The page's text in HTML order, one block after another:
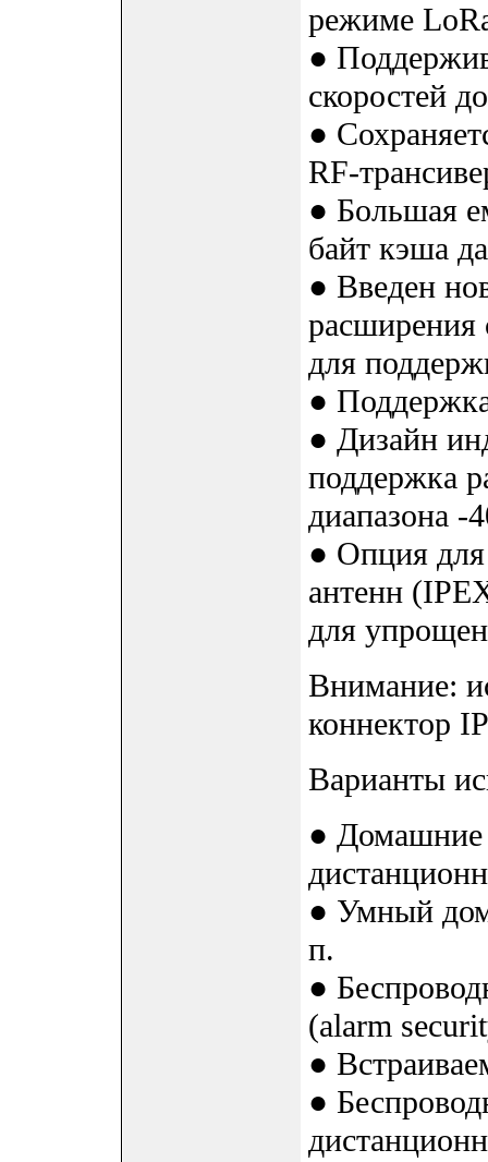
режиме
●
скоростей
●
RF-
● Большая
байт кэша
● Введен
расширения
для
●
● Дизайн
поддержка
диапазона -
● Опция
антенн
для
Внимание:
коннектор
Варианты
● Домашние
● Умный
п.
●
(alarm
●
●